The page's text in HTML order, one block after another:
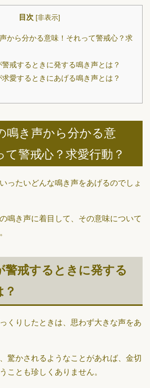
目次 [非表示]
から分かる意味！それって警戒心？求
警戒するときに発する鳴き声とは？
愛するときにあげる鳴き声とは？
鳴き声から分かる意
て警戒心？求愛行動？
ったいどんな鳴き声をあげるのでしょ
鳴き声に着目して、その意味について
警戒するときに発する
くりしたときは、思わず大きな声をあ
驚かされるようなことがあれば、金切
ことも珍しくありません。